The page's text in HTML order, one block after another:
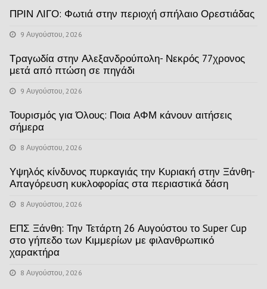
ΠΡΙΝ ΛΙΓΟ: Φωτιά στην περιοχή σπήλαιο Ορεστιάδας
9 Αυγούστου, 2026
Τραγωδία στην Αλεξανδρούπολη- Νεκρός 77χρονος
μετά από πτώση σε πηγάδι
9 Αυγούστου, 2026
Τουρισμός για Όλους: Ποια ΑΦΜ κάνουν αιτήσεις
σήμερα
8 Αυγούστου, 2026
Υψηλός κίνδυνος πυρκαγιάς την Κυριακή στην Ξάνθη-
Απαγόρευση κυκλοφορίας στα περιαστικά δάση
8 Αυγούστου, 2026
ΕΠΣ Ξάνθη: Την Τετάρτη 26 Αυγούστου το Super Cup
στο γήπεδο των Κιμμερίων με φιλανθρωπικό
χαρακτήρα
8 Αυγούστου, 2026